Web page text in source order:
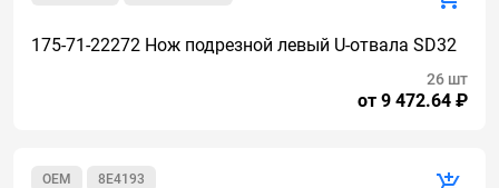
175-71-22272 Нож подрезной левый U-отвала SD32
от 9 472.64 ₽
26 шт
8E4193
OEM